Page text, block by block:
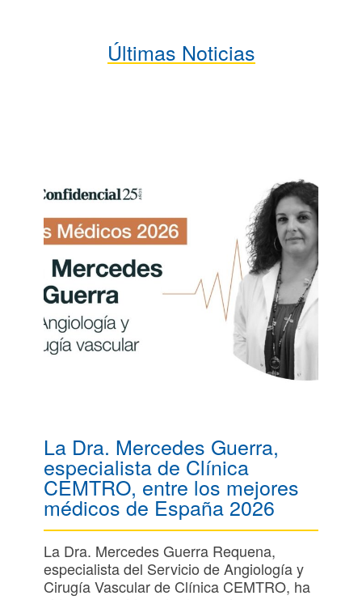
Últimas Noticias
La Dra. Mercedes Guerra,
especialista de Clínica
CEMTRO, entre los mejores
médicos de España 2026
La Dra. Mercedes Guerra Requena,
especialista del Servicio de Angiología y
Cirugía Vascular de Clínica CEMTRO, ha